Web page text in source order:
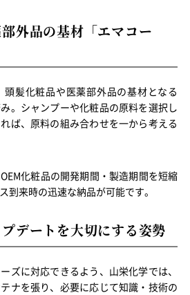
外品の基材「エマコー
髪化粧品や医薬部外品の基材となる
。シャンプーや化粧品の原料を選択し
ば、原料の組み合わせを一から考える
化粧品の開発期間・製造期間を短縮
到来時の迅速な納品が可能です。
デートを大切にする姿勢
ズに対応できるよう、山栄化学では、
ナを張り、必要に応じて知識・技術の